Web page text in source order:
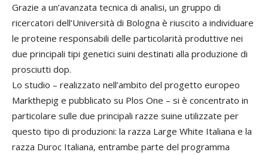
Grazie a un’avanzata tecnica di analisi, un gruppo di
ricercatori dell’Università di Bologna è riuscito a individuare
le proteine responsabili delle particolarità produttive nei
due principali tipi genetici suini destinati alla produzione di
prosciutti dop.
Lo studio – realizzato nell’ambito del progetto europeo
Markthepig e pubblicato su Plos One – si è concentrato in
particolare sulle due principali razze suine utilizzate per
questo tipo di produzioni: la razza Large White Italiana e la
razza Duroc Italiana, entrambe parte del programma